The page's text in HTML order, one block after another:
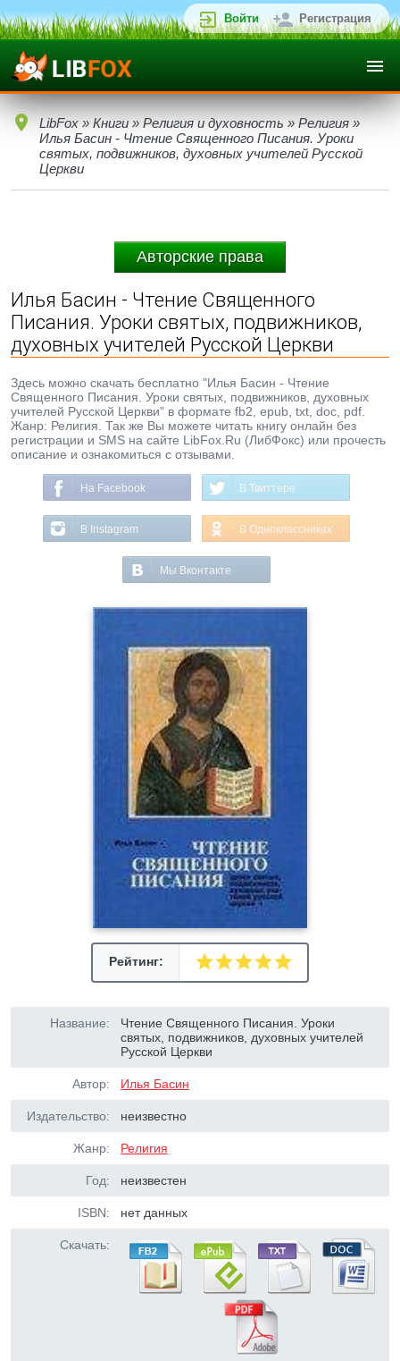
Войти Регистрация
LibFox » Книги » Религия и духовность » Религия »
Илья Басин - Чтение Священного Писания. Уроки
святых, подвижников, духовных учителей Русской
Церкви
Авторские права
Илья Басин - Чтение Священного
Писания. Уроки святых, подвижников,
духовных учителей Русской Церкви
Здесь можно скачать бесплатно "Илья Басин - Чтение
Священного Писания. Уроки святых, подвижников, духовных
учителей Русской Церкви" в формате fb2, epub, txt, doc, pdf.
Жанр: Религия. Так же Вы можете читать книгу онлайн без
регистрации и SMS на сайте LibFox.Ru (ЛибФокс) или прочесть
описание и ознакомиться с отзывами.
На Facebook В Твиттере
В Instagram В Одноклассниках
Мы Вконтакте
Рейтинг:
Название:
Чтение Священного Писания. Уроки
святых, подвижников, духовных учителей
Русской Церкви
Автор: Илья Басин
Издательство: неизвестно
Жанр: Религия
Год: неизвестен
ISBN: нет данных
Скачать: